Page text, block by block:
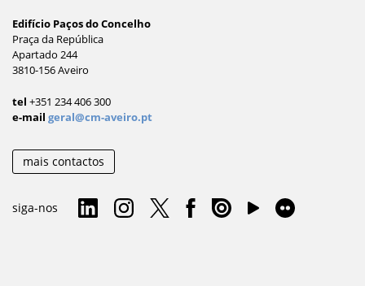
Edifício Paços do Concelho
Praça da República
Apartado 244
3810-156 Aveiro
tel +351 234 406 300
e-mail geral@cm-aveiro.pt
mais contactos
siga-nos